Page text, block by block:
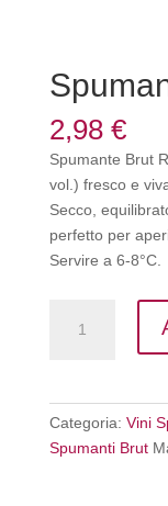
2,98 €
Spumante Brut
vol.) fresco e
Secco,
perfetto per
Servire a 6-8°C.
Brut-
Categoria: Vini
Spumanti Brut